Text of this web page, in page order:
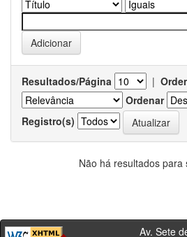
Resultados/Página |
Ordenar
Registro(s)
Não há resultados para
Av. Sete de